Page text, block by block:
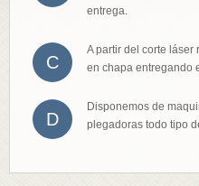
entrega.
C
A partir del corte
en chapa entregando
D
Disponemos de
plegadoras todo tipo